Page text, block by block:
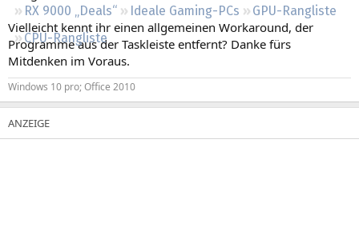
RX 9000 „Deals“
Ideale Gaming-PCs
GPU-Rangliste
CPU-Rangliste
Vielleicht kennt ihr einen allgemeinen Workaround, der
Programme aus der Taskleiste entfernt? Danke fürs
Mitdenken im Voraus.
Windows 10 pro; Office 2010